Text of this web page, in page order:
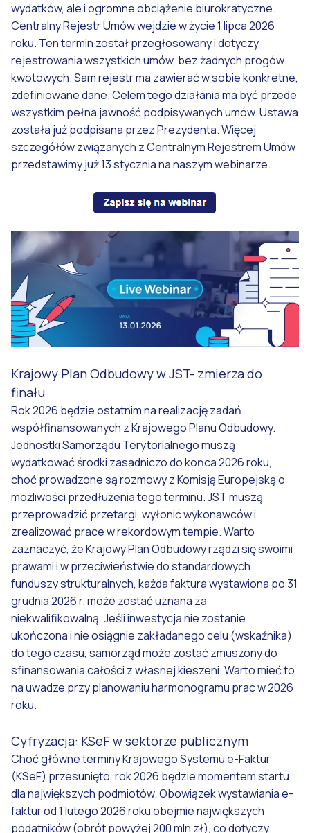
wydatków, ale i ogromne obciążenie biurokratyczne.
Centralny Rejestr Umów wejdzie w życie 1 lipca 2026
roku. Ten termin został przegłosowany i dotyczy
rejestrowania wszystkich umów, bez żadnych progów
kwotowych. Sam rejestr ma zawierać w sobie konkretne,
zdefiniowane dane. Celem tego działania ma być przede
wszystkim pełna jawność podpisywanych umów. Ustawa
została już podpisana przez Prezydenta. Więcej
szczegółów związanych z Centralnym Rejestrem Umów
przedstawimy już 13 stycznia na naszym webinarze.
Krajowy Plan Odbudowy w JST- zmierza do
finału
Rok 2026 będzie ostatnim na realizację zadań
współfinansowanych z Krajowego Planu Odbudowy.
Jednostki Samorządu Terytorialnego muszą
wydatkować środki zasadniczo do końca 2026 roku,
choć prowadzone są rozmowy z Komisją Europejską o
możliwości przedłużenia tego terminu. JST muszą
przeprowadzić przetargi, wyłonić wykonawców i
zrealizować prace w rekordowym tempie. Warto
zaznaczyć, że Krajowy Plan Odbudowy rządzi się swoimi
prawami i w przeciwieństwie do standardowych
funduszy strukturalnych, każda faktura wystawiona po 31
grudnia 2026 r. może zostać uznana za
niekwalifikowalną. Jeśli inwestycja nie zostanie
ukończona i nie osiągnie zakładanego celu (wskaźnika)
do tego czasu, samorząd może zostać zmuszony do
sfinansowania całości z własnej kieszeni. Warto mieć to
na uwadze przy planowaniu harmonogramu prac w 2026
roku.
Cyfryzacja: KSeF w sektorze publicznym
Choć główne terminy Krajowego Systemu e-Faktur
(KSeF) przesunięto, rok 2026 będzie momentem startu
dla największych podmiotów. Obowiązek wystawiania e-
faktur od 1 lutego 2026 roku obejmie największych
podatników (obrót powyżej 200 mln zł), co dotyczy